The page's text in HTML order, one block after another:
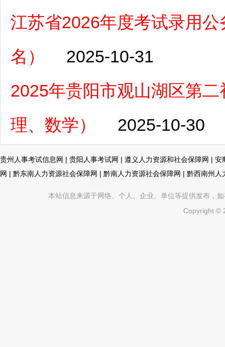
江苏省2026年度考试录用
名）
2025-10-31
2025年贵阳市观山湖区第
理、数学）
2025-10-30
贵州人事考试信息网 | 贵阳人事考试网 | 遵义人力资源和社会保障网 | 安
网 | 黔东南人力资源社会保障网 | 黔南人力资源社会保障网 | 黔西南州人
本站信息来源于网络、个人、企业、单位等提供发布，
Copyright ©